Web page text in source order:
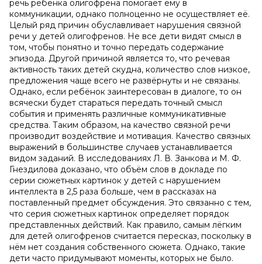
речь ребенка олигофрена помогает ему в
коммуникации, однако полноценно не осуществляет её.
Целый ряд причин обуславливает нарушения связной
речи у детей олигофренов. Не все дети видят смысл в
том, чтобы понятно и точно передать содержание
эпизода. Другой причиной является то, что речевая
активность таких детей скудна, количество слов низкое,
предложения чаще всего не развёрнуты и не связаны.
Однако, если ребёнок заинтересован в диалоге, то он
всячески будет стараться передать точный смысл
события и применять различные коммуникативные
средства. Таким образом, на качество связной речи
производит воздействие и мотивация. Качество связных
выражений в большинстве случаев устанавливается
видом заданий. В исследованиях Л. В. Занкова и М. Ф.
Гнездилова доказано, что объём слов в докладе по
серии сюжетных картинок у детей с нарушением
интеллекта в 2,5 раза больше, чем в рассказах на
поставленный предмет обсуждения. Это связанно с тем,
что серия сюжетных картинок определяет порядок
представленных действий. Как правило, самым лёгким
для детей олигофренов считается пересказ, поскольку в
нём нет создания собственного сюжета. Однако, такие
дети часто придумывают моменты, которых не было.